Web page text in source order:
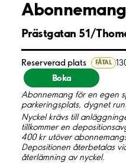
Prästgatan 51/
Reserverad plats FÅTAL
Boka
Abonnemang för en egen
parkeringsplats, dygnet
Nyckel krävs till
tillkommer en
400 kr utöver
Depositionen återbetalas
återlämning av nyckel.